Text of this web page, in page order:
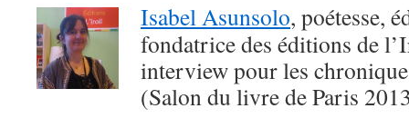
Isabel Asunsolo, poétesse,
fondatrice des éditions de
interview pour les
(Salon du livre de Paris